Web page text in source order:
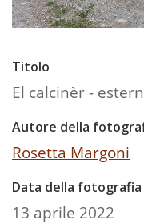
Titolo
El calcinèr -
Autore della
Rosetta Margoni
Data della fotografia
13 aprile 2022